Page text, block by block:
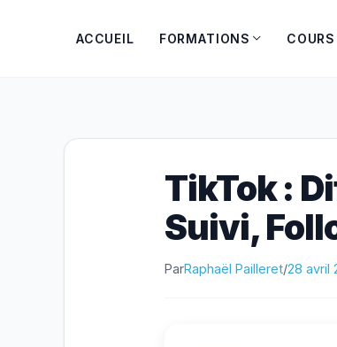
ACCUEIL FORMATIONS COURS
TikTok :
Suivi,
ParRaphaël Pailleret/28 avril